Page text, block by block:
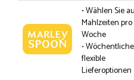
• Wählen Sie
Mahlzeiten pro
Woche
• Wöchentliche
flexible
Lieferoptionen